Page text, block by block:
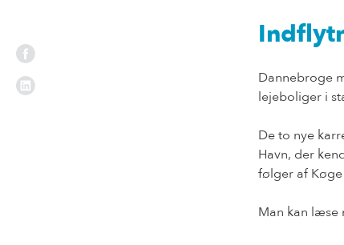
Dannebroge
lejeboliger i
De to nye
Havn, der
følger af
Man kan læse